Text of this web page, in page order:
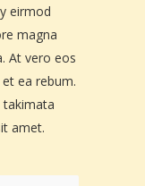
eirmod
magna
At vero eos
ea rebum.
takimata
amet.